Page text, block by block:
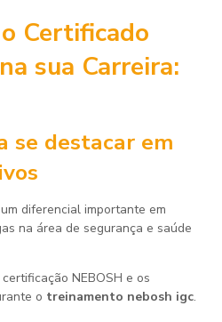
Certificado
sua Carreira:
se destacar em
diferencial importante em
na área de segurança e saúde
NEBOSH e os
o treinamento nebosh igc.